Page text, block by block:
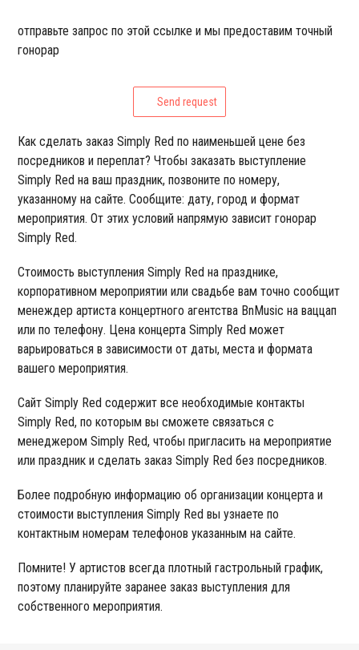
отправьте запрос по этой ссылке и мы предоставим точный
гонорар
Send request
Как сделать заказ Simply Red по наименьшей цене без
посредников и переплат? Чтобы заказать выступление
Simply Red на ваш праздник, позвоните по номеру,
указанному на сайте. Сообщите: дату, город и формат
мероприятия. От этих условий напрямую зависит гонорар
Simply Red.
Стоимость выступления Simply Red на празднике,
корпоративном мероприятии или свадьбе вам точно сообщит
менеждер артиста концертного агентства BnMusic на ваццап
или по телефону. Цена концерта Simply Red может
варьироваться в зависимости от даты, места и формата
вашего мероприятия.
Сайт Simply Red содержит все необходимые контакты
Simply Red, по которым вы сможете связаться с
менеджером Simply Red, чтобы пригласить на мероприятие
или праздник и сделать заказ Simply Red без посредников.
Более подробную информацию об организации концерта и
стоимости выступления Simply Red вы узнаете по
контактным номерам телефонов указанным на сайте.
Помните! У артистов всегда плотный гастрольный график,
поэтому планируйте заранее заказ выступления для
собственного мероприятия.